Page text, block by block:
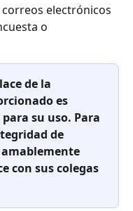
electrónicos
o
de la
es
su uso. Para
de
con sus colegas